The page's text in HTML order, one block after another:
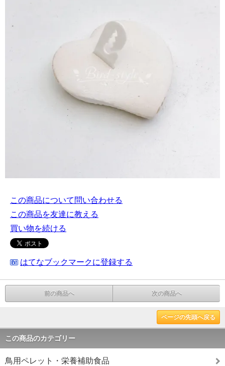
この商品について問い合わせる
この商品を友達に教える
買い物を続ける
はてなブックマークに登録する
前の商品へ 次の商品へ
ページの先頭へ戻る
この商品のカテゴリー
鳥用ペレット・栄養補助食品